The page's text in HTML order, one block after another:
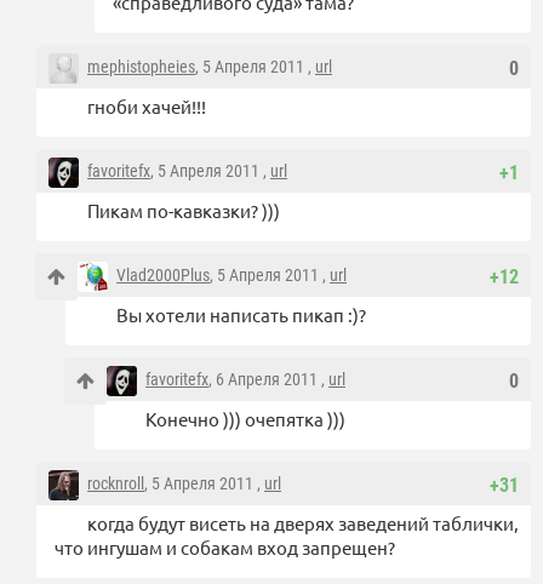
0
mephistopheies, 5 Апреля 2011 , url
гноби хачей!!!
+1
favoritefx, 5 Апреля 2011 , url
Пикам по-кавказки? )))
+12
Vlad2000Plus, 5 Апреля 2011 , url
Вы хотели написать пикап :)?
0
favoritefx, 6 Апреля 2011 , url
Конечно ))) очепятка )))
+31
rocknroll , 5 Апреля 2011 , url
когда будут висеть на дверях заведений таблички,
что ингушам и собакам вход запрещен?